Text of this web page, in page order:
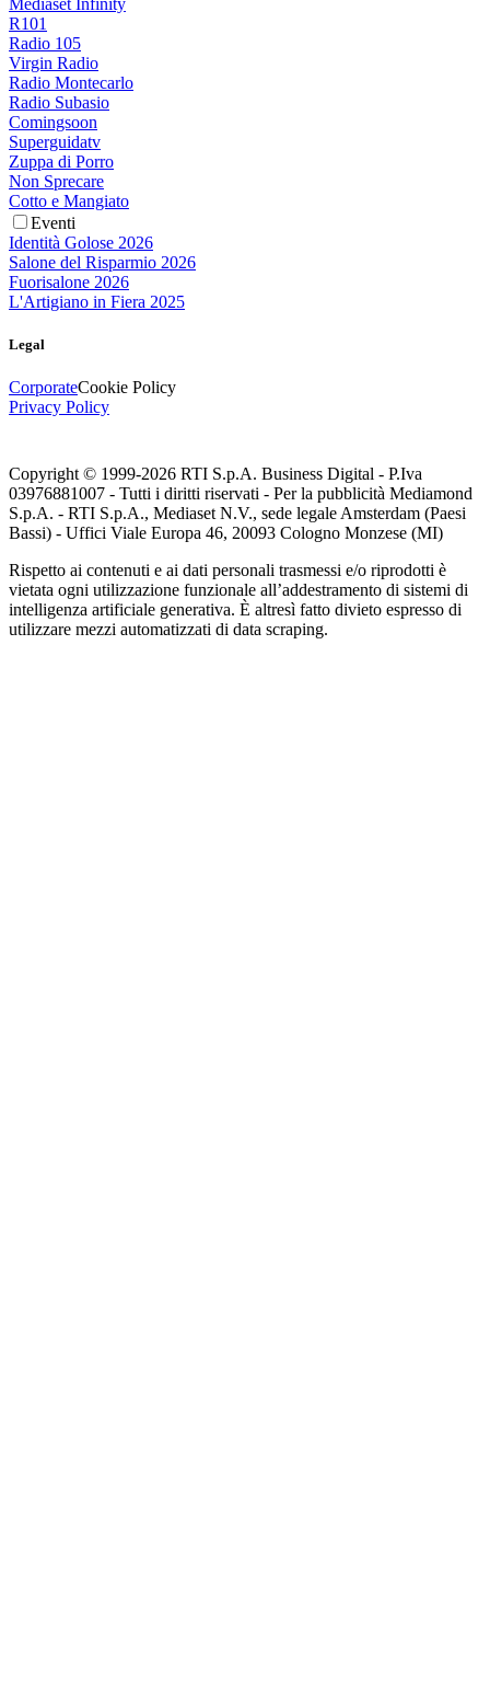
Mediaset Infinity
R101
Radio 105
Virgin Radio
Radio Montecarlo
Radio Subasio
Comingsoon
Superguidatv
Zuppa di Porro
Non Sprecare
Cotto e Mangiato
Eventi
Identità Golose 2026
Salone del Risparmio 2026
Fuorisalone 2026
L'Artigiano in Fiera 2025
Legal
CorporateCookie Policy
Privacy Policy
Copyright © 1999-2026 RTI S.p.A. Business Digital - P.Iva
03976881007 - Tutti i diritti riservati - Per la pubblicità Mediamond
S.p.A. - RTI S.p.A., Mediaset N.V., sede legale Amsterdam (Paesi
Bassi) - Uffici Viale Europa 46, 20093 Cologno Monzese (MI)
Rispetto ai contenuti e ai dati personali trasmessi e/o riprodotti è
vietata ogni utilizzazione funzionale all’addestramento di sistemi di
intelligenza artificiale generativa. È altresì fatto divieto espresso di
utilizzare mezzi automatizzati di data scraping.